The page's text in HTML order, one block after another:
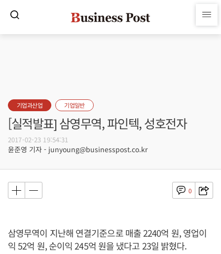
기업과산업 기업일반
[실적발표] 삼영무역, 파인텍, 성호전자
2017-02-23 19:54:31
윤준영 기자 - junyoung@businesspost.co.kr
0
삼영무역이 지난해 연결기준으로 매출 2240억 원, 영업이
익 52억 원, 순이익 245억 원을 냈다고 23일 밝혔다.